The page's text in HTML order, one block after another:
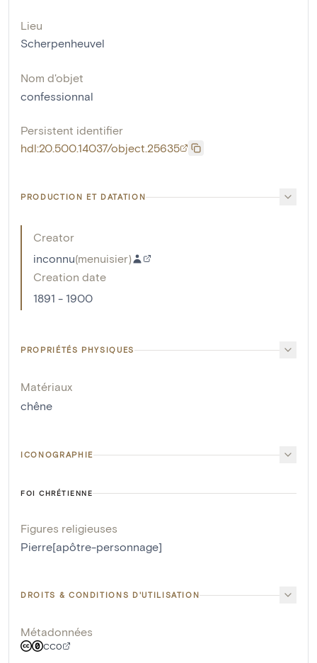
Lieu
Scherpenheuvel
Nom d'objet
confessionnal
Persistent identifier
hdl:20.500.14037/object.25635
PRODUCTION ET DATATION
Creator
inconnu(menuisier)
Creation date
1891 - 1900
PROPRIÉTÉS PHYSIQUES
Matériaux
chêne
ICONOGRAPHIE
FOI CHRÉTIENNE
Figures religieuses
Pierre[apôtre-personnage]
DROITS & CONDITIONS D'UTILISATION
Métadonnées
CC0